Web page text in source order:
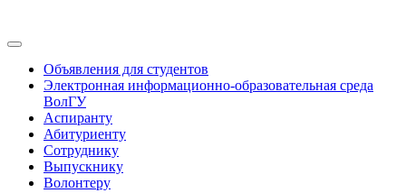
Объявления для студентов
Электронная информационно-образовательная среда
ВолГУ
Аспиранту
Абитуриенту
Сотруднику
Выпускнику
Волонтеру